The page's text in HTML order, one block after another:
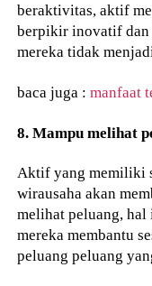
beraktivitas, aktif
berpikir inovatif
mereka tidak
baca juga :manfaat
8. Mampu melihat
Aktif yang memiliki
wirausaha akan
melihat peluang,
mereka membantu
peluang peluang